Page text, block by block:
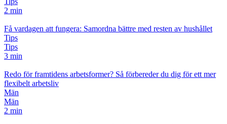
2 min
Få vardagen att fungera: Samordna bättre med resten av hushållet
Tips
Tips
3 min
Redo för framtidens arbetsformer? Så förbereder du dig för ett mer
flexibelt arbetsliv
Män
Män
2 min